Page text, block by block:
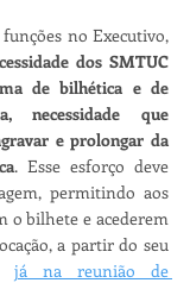
dos SMTUC
de bilhética e de
necessidade que
e prolongar da
. Esse esforço deve
permitindo aos
o bilhete e acederem
a partir do seu
já na reunião de